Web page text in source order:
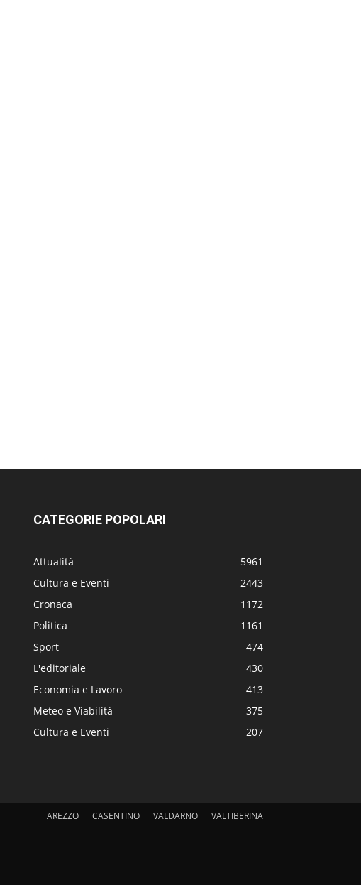
CATEGORIE POPOLARI
Attualità
5961
Cultura e Eventi
2443
Cronaca
1172
Politica
1161
Sport
474
L'editoriale
430
Economia e Lavoro
413
Meteo e Viabilità
375
Cultura e Eventi
207
AREZZO CASENTINO VALDARNO VALTIBERINA